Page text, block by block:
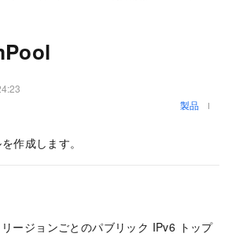
製品
作成します。
ージョンごとのパブリック IPv6 トップ